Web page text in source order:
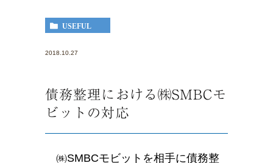
USEFUL
2018.10.27
債務整理における㈱SMBCモ
ビットの対応
㈱SMBCモビットを相手に債務整